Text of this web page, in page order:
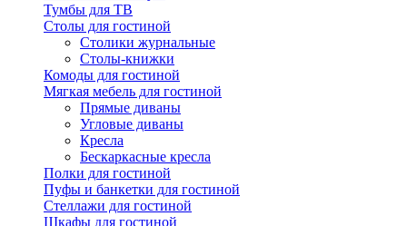
Тумбы для ТВ
Столы для гостиной
Столики журнальные
Столы-книжки
Комоды для гостиной
Мягкая мебель для гостиной
Прямые диваны
Угловые диваны
Кресла
Бескаркасные кресла
Полки для гостиной
Пуфы и банкетки для гостиной
Стеллажи для гостиной
Шкафы для гостиной